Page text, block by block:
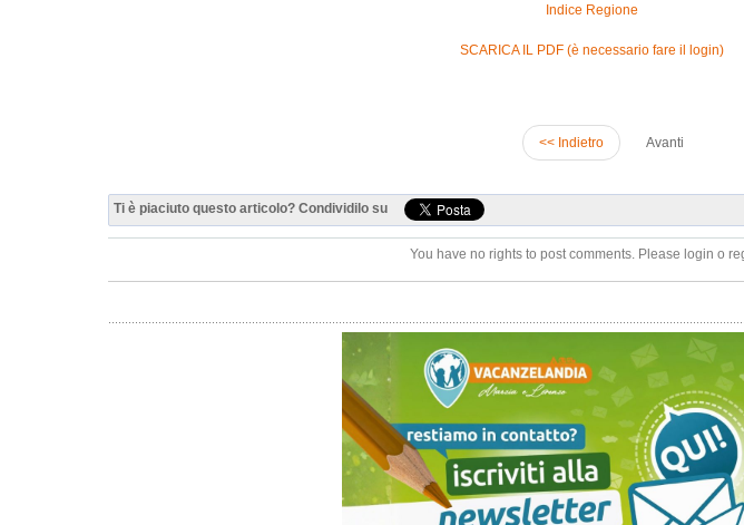
Indice Regione
SCARICA IL PDF (è necessario fare il login)
<< Indietro Avanti
Ti è piaciuto questo articolo? Condividilo su
You have no rights to post comments. Please login o